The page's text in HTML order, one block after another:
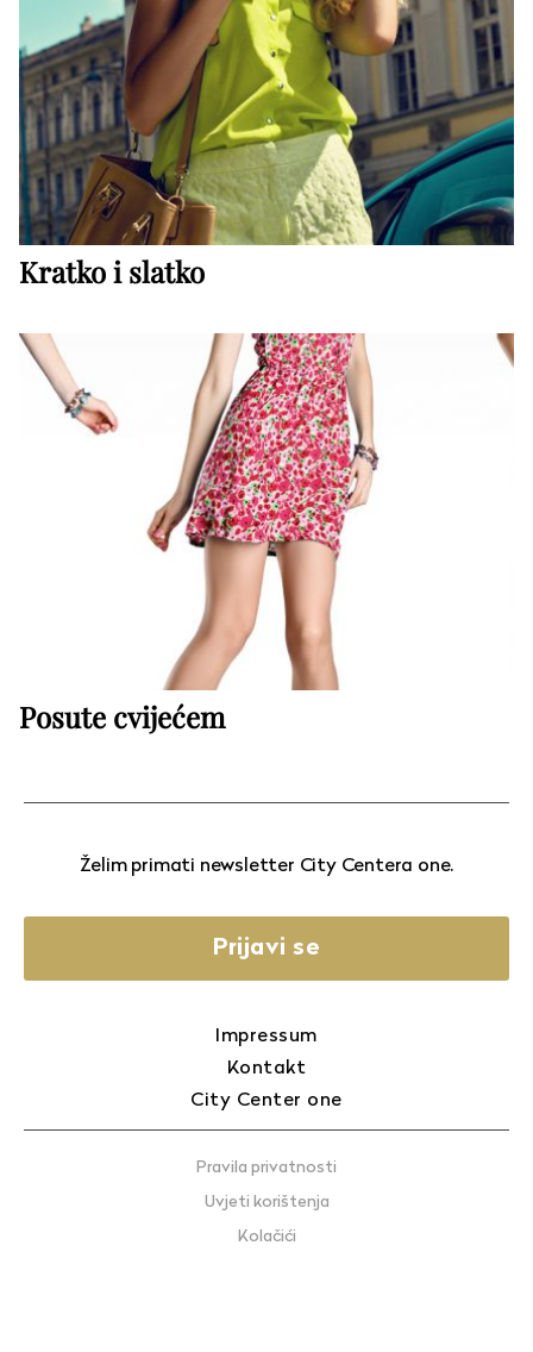
Kratko i slatko
Posute cvijećem
Želim primati newsletter City Centera one.
Prijavi se
Impressum
Kontakt
City Center one
Pravila privatnosti
Uvjeti korištenja
Kolačići